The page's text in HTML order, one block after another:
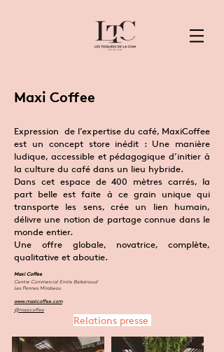
Maxi Coffee
Expression de l’expertise du café, MaxiCoffee
est un concept store inédit : Une manière
ludique, accessible et pédagogique d’initier à
la culture du café dans un lieu hybride.
Dans cet espace de 400 mètres carrés, la
part belle est faite à ce grain unique qui
transporte les sens, crée un lien humain,
délivre une notion de partage connue dans le
monde entier.
Une offre globale, novatrice, complète,
qualitative et aboutie.
Maxi Coffee
Centre Commercial Emile Barbénoud
Les Pennes Mirabeau
www.maxicoffee.com
@maxicoffee
Relations presse